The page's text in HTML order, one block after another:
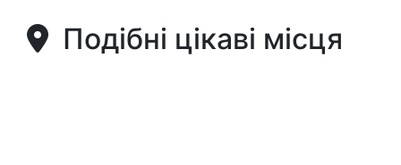
Подібні цікаві місця